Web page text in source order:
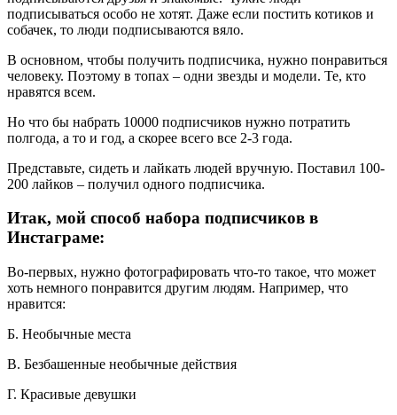
подписываться особо не хотят. Даже если постить котиков и
собачек, то люди подписываются вяло.
В основном, чтобы получить подписчика, нужно понравиться
человеку. Поэтому в топах – одни звезды и модели. Те, кто
нравятся всем.
Но что бы набрать 10000 подписчиков нужно потратить
полгода, а то и год, а скорее всего все 2-3 года.
Представьте, сидеть и лайкать людей вручную. Поставил 100-
200 лайков – получил одного подписчика.
Итак, мой способ набора подписчиков в
Инстаграме:
Во-первых, нужно фотографировать что-то такое, что может
хоть немного понравится другим людям. Например, что
нравится:
Б. Необычные места
В. Безбашенные необычные действия
Г. Красивые девушки